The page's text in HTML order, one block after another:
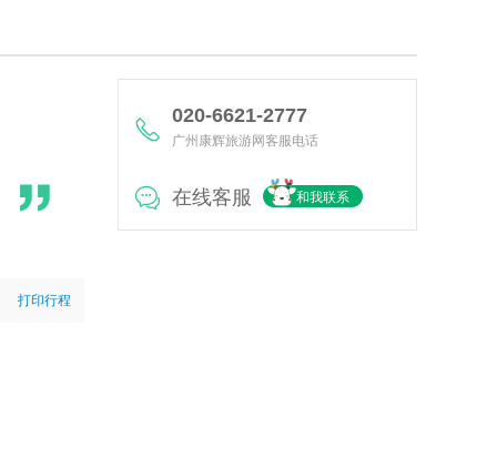
打印行程
020-6621-2777
广州康辉旅游网客服电话
在线客服 和我联系